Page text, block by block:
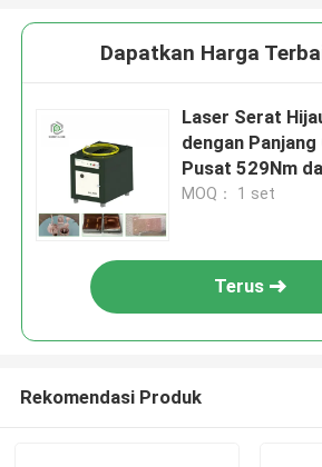
Dapatkan Harga
Laser Serat
dengan Panjang
Pusat 529Nm
200um
MOQ： 1 set
Terus
Rekomendasi Produk